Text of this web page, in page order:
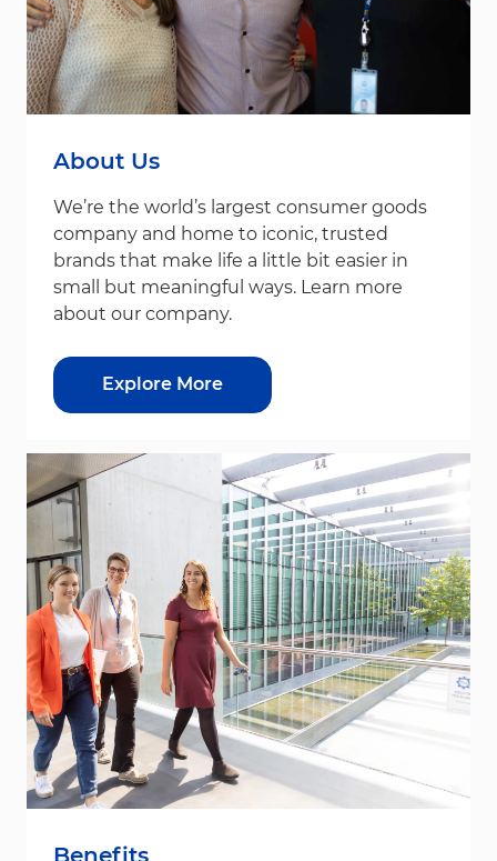
About Us
We’re the world’s largest consumer goods
company and home to iconic, trusted
brands that make life a little bit easier in
small but meaningful ways. Learn more
about our company.
Explore More
Benefits